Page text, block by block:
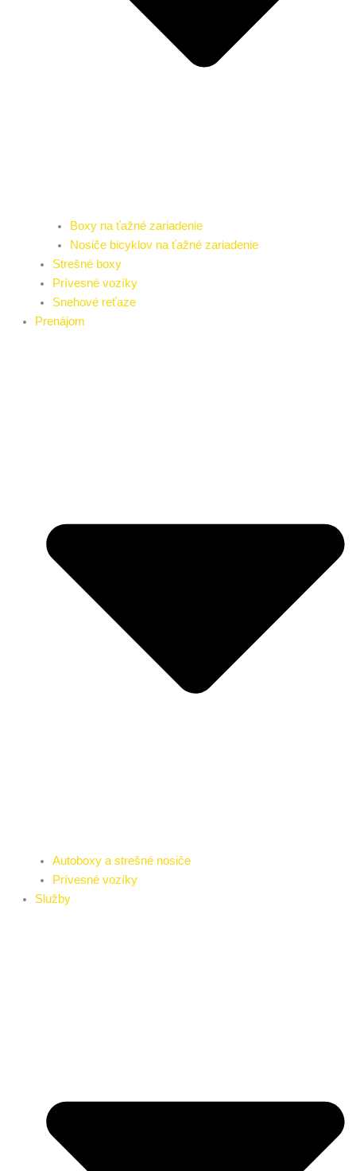
Boxy na ťažné zariadenie
Nosiče bicyklov na ťažné zariadenie
Strešné boxy
Prívesné vozíky
Snehové reťaze
Prenájom
Autoboxy a strešné nosiče
Prívesné vozíky
Služby